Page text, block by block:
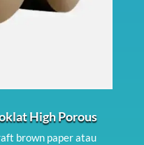
High Porous
brown paper atau